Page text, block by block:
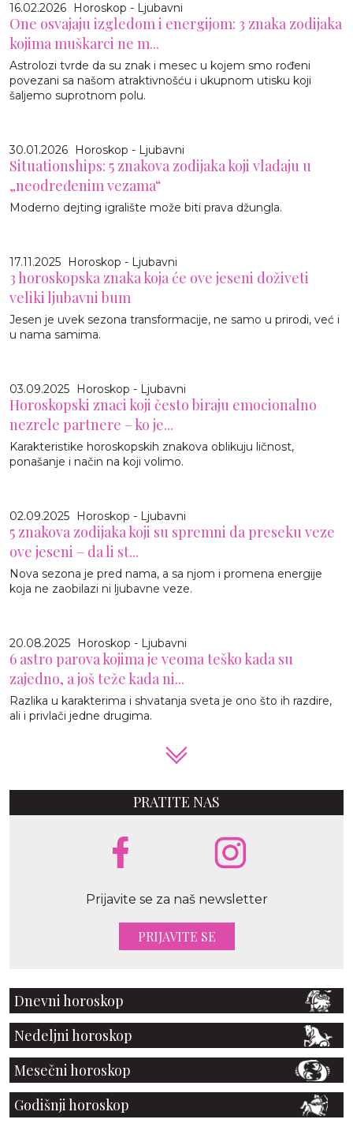
16.02.2026 Horoskop - Ljubavni
One osvajaju izgledom i energijom: 3 znaka zodijaka
kojima muškarci ne m...
Astrolozi tvrde da su znak i mesec u kojem smo rođeni
povezani sa našom atraktivnošću i ukupnom utisku koji
šaljemo suprotnom polu.
30.01.2026 Horoskop - Ljubavni
Situationships: 5 znakova zodijaka koji vladaju u
„neodređenim vezama“
Moderno dejting igralište može biti prava džungla.
17.11.2025 Horoskop - Ljubavni
3 horoskopska znaka koja će ove jeseni doživeti
veliki ljubavni bum
Jesen je uvek sezona transformacije, ne samo u prirodi, već i
u nama samima.
03.09.2025 Horoskop - Ljubavni
Horoskopski znaci koji često biraju emocionalno
nezrele partnere – ko je...
Karakteristike horoskopskih znakova oblikuju ličnost,
ponašanje i način na koji volimo.
02.09.2025 Horoskop - Ljubavni
5 znakova zodijaka koji su spremni da preseku veze
ove jeseni – da li st...
Nova sezona je pred nama, a sa njom i promena energije
koja ne zaobilazi ni ljubavne veze.
20.08.2025 Horoskop - Ljubavni
6 astro parova kojima je veoma teško kada su
zajedno, a još teže kada ni...
Razlika u karakterima i shvatanja sveta je ono što ih razdire,
ali i privlači jedne drugima.
PRATITE NAS
Prijavite se za naš newsletter
PRIJAVITE SE
Dnevni horoskop
Nedeljni horoskop
Mesečni horoskop
Godišnji horoskop